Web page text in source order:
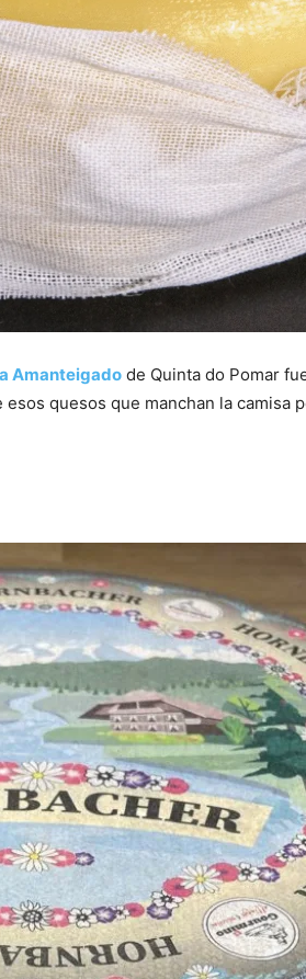
Amanteigado de Quinta do Pomar
quesos que manchan la camisa